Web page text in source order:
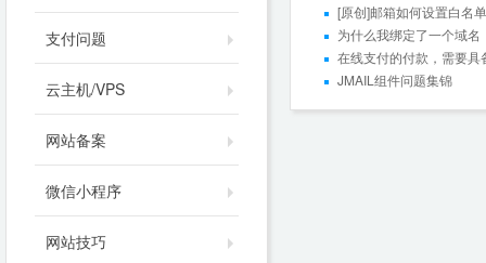
支付问题
云主机/VPS
网站备案
微信小程序
网站技巧
[原创]邮箱如何设置白名
为什么我绑定了一个域
在线支付的付款，需要具
JMAIL组件问题集锦